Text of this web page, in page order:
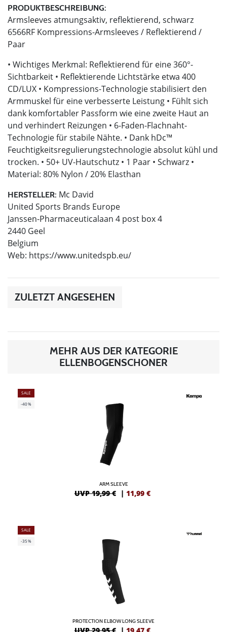
PRODUKTBESCHREIBUNG:
Armsleeves atmungsaktiv, reflektierend, schwarz
6566RF Kompressions-Armsleeves / Reflektierend /
Paar
• Wichtiges Merkmal: Reflektierend für eine 360°-
Sichtbarkeit • Reflektierende Lichtstärke etwa 400
CD/LUX • Kompressions-Technologie stabilisiert den
Armmuskel für eine verbesserte Leistung • Fühlt sich
dank komfortabler Passform wie eine zweite Haut an
und verhindert Reizungen • 6-Faden-Flachnaht-
Technologie für stabile Nähte. • Dank hDc™
Feuchtigkeitsregulierungstechnologie absolut kühl und
trocken. • 50+ UV-Hautschutz • 1 Paar • Schwarz •
Material: 80% Nylon / 20% Elasthan
HERSTELLER: Mc David
United Sports Brands Europe
Janssen-Pharmaceuticalaan 4 post box 4
2440 Geel
Belgium
Web: https://www.unitedspb.eu/
ZULETZT ANGESEHEN
MEHR AUS DER KATEGORIE
ELLENBOGENSCHONER
SALE
-40%
ARM SLEEVE
UVP 19,99 € | 11,99 €
SALE
-35%
PROTECTION ELBOW LONG SLEEVE